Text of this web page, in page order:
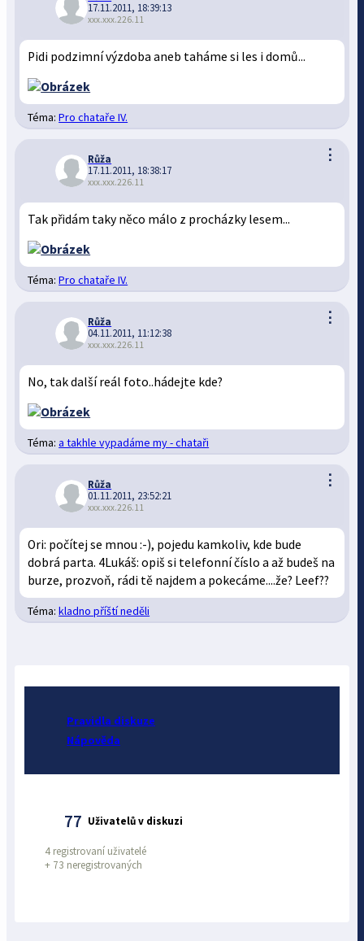
17.11.2011, 18:39:13
xxx.xxx.226.11
Pidi podzimní výzdoba aneb taháme si les i domů...
Téma:Pro chataře IV.
⋮
Růža
17.11.2011, 18:38:17
xxx.xxx.226.11
Tak přidám taky něco málo z procházky lesem...
Téma:Pro chataře IV.
⋮
Růža
04.11.2011, 11:12:38
xxx.xxx.226.11
No, tak další reál foto..hádejte kde?
Téma:a takhle vypadáme my - chataři
⋮
Růža
01.11.2011, 23:52:21
xxx.xxx.226.11
Ori: počítej se mnou :-), pojedu kamkoliv, kde bude
dobrá parta. 4Lukáš: opiš si telefonní číslo a až budeš na
burze, prozvoň, rádi tě najdem a pokecáme....že? Leef??
Téma:kladno příští neděli
Pravidla diskuze
Nápověda
77 Uživatelů v diskuzi
4 registrovaní uživatelé
+ 73 neregistrovaných